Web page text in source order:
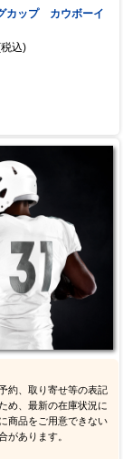
カップ カウボーイ
込)
約、取り寄せ等の表記
め、最新の在庫状況に
商品をご用意できない
があります。